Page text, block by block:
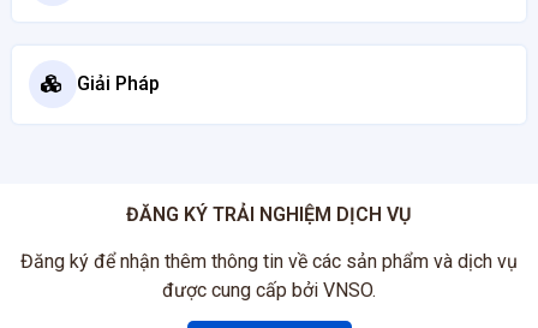
Giải Pháp
ĐĂNG KÝ TRẢI NGHIỆM DỊCH VỤ
Đăng ký để nhận thêm thông tin về các sản phẩm và dịch vụ
được cung cấp bởi VNSO.